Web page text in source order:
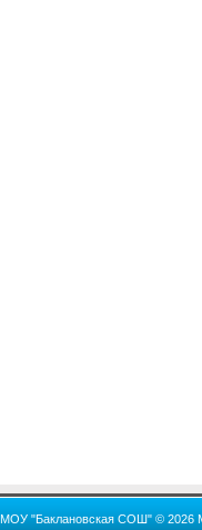
МОУ "Баклановская СОШ" © 2026